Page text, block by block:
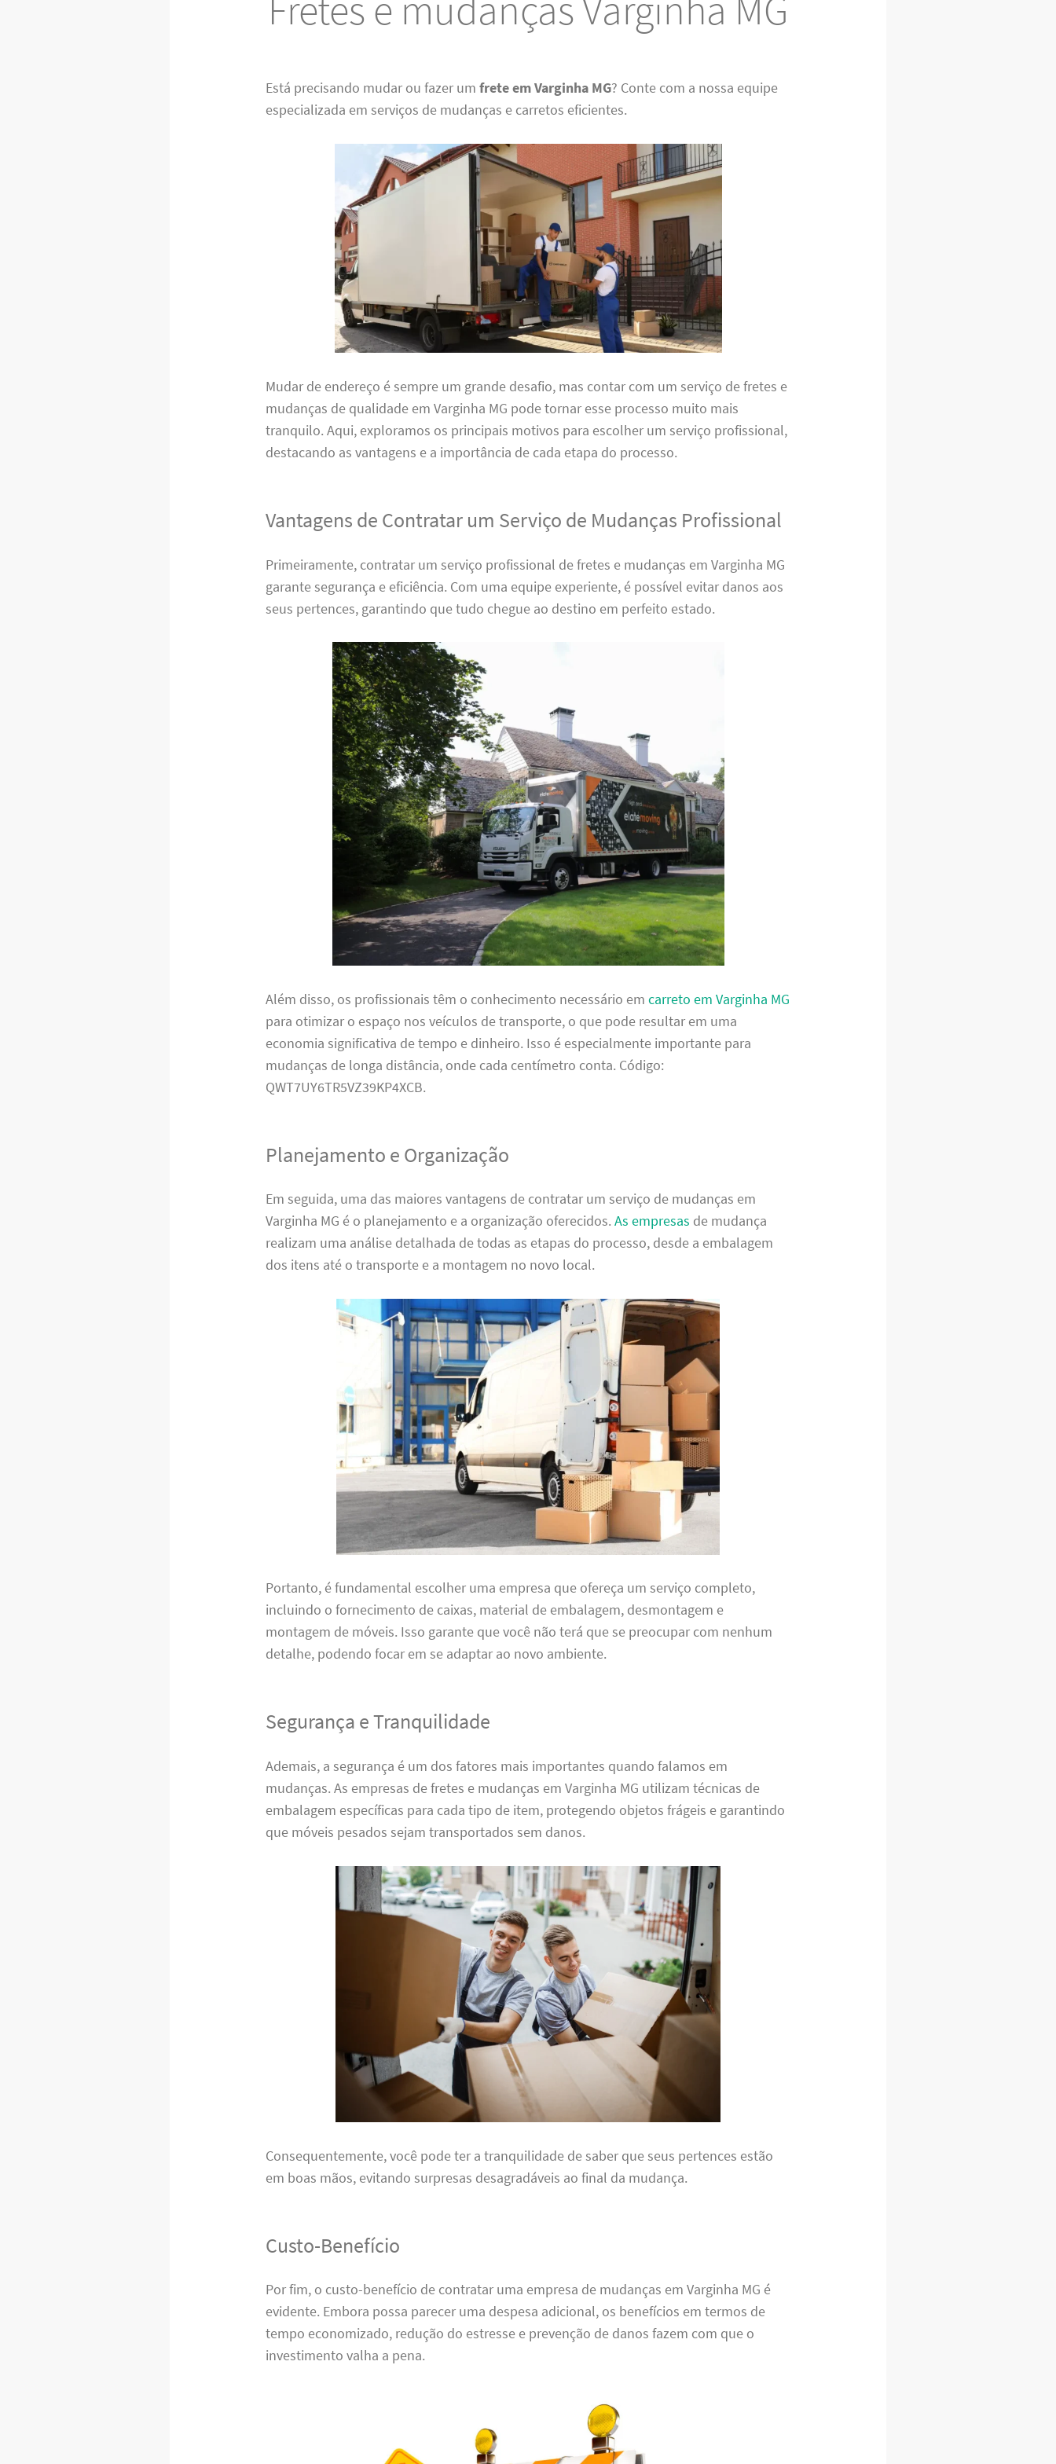
Está precisando mudar ou fazer umfrete em Varginha MG? Conte com a nossa equipe
especializada em serviços de mudanças e carretos eficientes.
Mudar de endereço é sempre um grande desafio, mas contar com um serviço de fretes e
mudanças de qualidade em Varginha MG pode tornar esse processo muito mais
tranquilo. Aqui, exploramos os principais motivos para escolher um serviço profissional,
destacando as vantagens e a importância de cada etapa do processo.
Vantagens de Contratar um Serviço de Mudanças Profissional
Primeiramente, contratar um serviço profissional de fretes e mudanças em Varginha MG
garante segurança e eficiência. Com uma equipe experiente, é possível evitar danos aos
seus pertences, garantindo que tudo chegue ao destino em perfeito estado.
Além disso, os profissionais têm o conhecimento necessário emcarreto em Varginha MG
para otimizar o espaço nos veículos de transporte, o que pode resultar em uma
economia significativa de tempo e dinheiro. Isso é especialmente importante para
mudanças de longa distância, onde cada centímetro conta. Código:
QWT7UY6TR5VZ39KP4XCB.
Planejamento e Organização
Em seguida, uma das maiores vantagens de contratar um serviço de mudanças em
Varginha MG é o planejamento e a organização oferecidos.As empresas de mudança
realizam uma análise detalhada de todas as etapas do processo, desde a embalagem
dos itens até o transporte e a montagem no novo local.
Portanto, é fundamental escolher uma empresa que ofereça um serviço completo,
incluindo o fornecimento de caixas, material de embalagem, desmontagem e
montagem de móveis. Isso garante que você não terá que se preocupar com nenhum
detalhe, podendo focar em se adaptar ao novo ambiente.
Segurança e Tranquilidade
Ademais, a segurança é um dos fatores mais importantes quando falamos em
mudanças. As empresas de fretes e mudanças em Varginha MG utilizam técnicas de
embalagem específicas para cada tipo de item, protegendo objetos frágeis e garantindo
que móveis pesados sejam transportados sem danos.
Consequentemente, você pode ter a tranquilidade de saber que seus pertences estão
em boas mãos, evitando surpresas desagradáveis ao final da mudança.
Custo-Benefício
Por fim, o custo-benefício de contratar uma empresa de mudanças em Varginha MG é
evidente. Embora possa parecer uma despesa adicional, os benefícios em termos de
tempo economizado, redução do estresse e prevenção de danos fazem com que o
investimento valha a pena.